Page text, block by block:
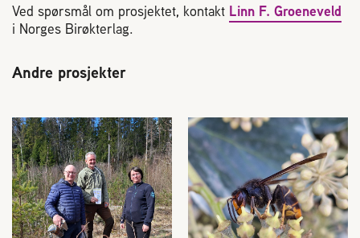
Ved spørsmål om prosjektet, kontakt Linn F. Groeneveld
i Norges Birøkterlag.
Andre prosjekter